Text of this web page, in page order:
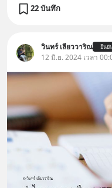
22 บันทึก
วินทร์ เลียววาริณ ยืนยั
12 มิ.ย. 2024 เวลา